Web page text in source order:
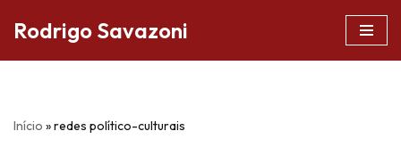
conteúdo
Rodrigo Savazoni
Início »redes político-culturais